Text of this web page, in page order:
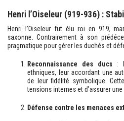
Henri l’Oiseleur (919-936) :
Henri l’Oiseleur fut élu roi en 919,
saxonne. Contrairement à son
pragmatique pour gérer les duchés et
Reconnaissance des ducs :
ethniques, leur accordant une
de leur fidélité symbolique.
tensions internes et d’assurer
Défense contre les menaces